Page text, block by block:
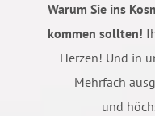
Warum Sie ins
kommen sollten!
Herzen! Und in
Mehrfach
und